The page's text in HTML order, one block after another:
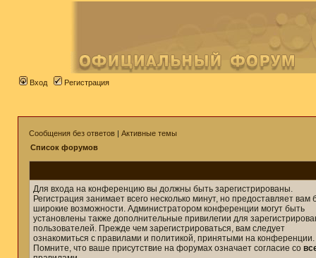
Вход Регистрация
Сообщения без ответов | Активные темы
Список форумов
Для входа на конференцию вы должны быть зарегистрированы.
Регистрация занимает всего несколько минут, но предоставляет вам
широкие возможности. Администратором конференции могут быть
установлены также дополнительные привилегии для
пользователей. Прежде чем зарегистрироваться, вам следует
ознакомиться с правилами и политикой, принятыми на конференции.
Помните, что ваше присутствие на форумах означает согласие со